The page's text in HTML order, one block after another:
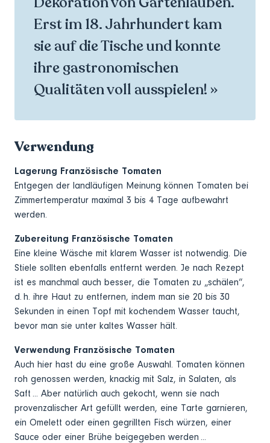
Erst im 18. Jahrhundert kam
sie auf die Tische und konnte
ihre gastronomischen
Qualitäten voll ausspielen! »
Verwendung
Lagerung Französische Tomaten
Entgegen der landläufigen Meinung können Tomaten bei
Zimmertemperatur maximal 3 bis 4 Tage aufbewahrt
werden.
Zubereitung Französische Tomaten
Eine kleine Wäsche mit klarem Wasser ist notwendig. Die
Stiele sollten ebenfalls entfernt werden. Je nach Rezept
ist es manchmal auch besser, die Tomaten zu „schälen“,
d. h. ihre Haut zu entfernen, indem man sie 20 bis 30
Sekunden in einen Topf mit kochendem Wasser taucht,
bevor man sie unter kaltes Wasser hält.
Verwendung Französische Tomaten
Auch hier hast du eine große Auswahl. Tomaten können
roh genossen werden, knackig mit Salz, in Salaten, als
Saft ... Aber natürlich auch gekocht, wenn sie nach
provenzalischer Art gefüllt werden, eine Tarte garnieren,
ein Omelett oder einen gegrillten Fisch würzen, einer
Sauce oder einer Brühe beigegeben werden ...